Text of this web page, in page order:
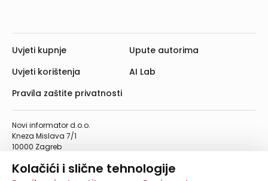
Kolačići i slične tehnologije
Novi informator d.o.o.
Kneza Mislava 7/1
10000 Zagreb
Telefaks: 01/4612-553
Uvjeti kupnje
Uvjeti korištenja
Pravila zaštite privatnosti
Upute autorima
AI Lab